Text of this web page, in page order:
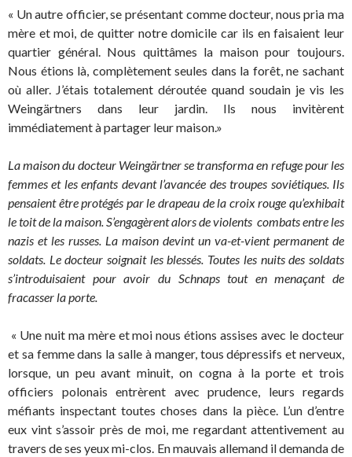
« Un autre officier, se présentant comme docteur, nous pria ma
mère et moi, de quitter notre domicile car ils en faisaient leur
quartier général. Nous quittâmes la maison pour toujours.
Nous étions là, complètement seules dans la forêt, ne sachant
où aller. J’étais totalement déroutée quand soudain je vis les
Weingärtners dans leur jardin. Ils nous invitèrent
immédiatement à partager leur maison.»
La maison du docteur Weingärtner se transforma en refuge pour les
femmes et les enfants devant l’avancée des troupes soviétiques. Ils
pensaient être protégés par le drapeau de la croix rouge qu’exhibait
le toit de la maison. S’engagèrent alors de violents combats entre les
nazis et les russes. La maison devint un va-et-vient permanent de
soldats. Le docteur soignait les blessés. Toutes les nuits des soldats
s’introduisaient pour avoir du Schnaps tout en menaçant de
fracasser la porte.
« Une nuit ma mère et moi nous étions assises avec le docteur
et sa femme dans la salle à manger, tous dépressifs et nerveux,
lorsque, un peu avant minuit, on cogna à la porte et trois
officiers polonais entrèrent avec prudence, leurs regards
méfiants inspectant toutes choses dans la pièce. L’un d’entre
eux vint s’assoir près de moi, me regardant attentivement au
travers de ses yeux mi-clos. En mauvais allemand il demanda de